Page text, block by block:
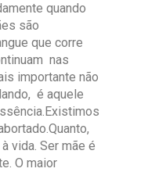
quando
são
que corre
nas
importante não
é aquele
vida. Ser mãe é
O maior